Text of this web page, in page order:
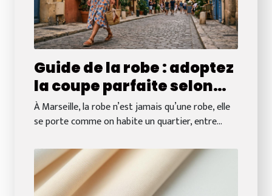
Guide de la robe : adoptez
la coupe parfaite selon
votre quartier à Marseille
À Marseille, la robe n’est jamais qu’une robe, elle
se porte comme on habite un quartier, entre...